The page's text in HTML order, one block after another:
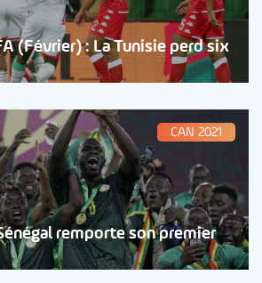
(Février) : La Tunisie perd six
CAN 2021
remporte son premier